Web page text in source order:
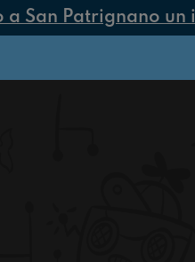
San Patrignano un